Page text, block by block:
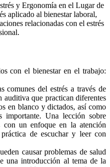
y Ergonomía en el Lugar de
aplicado al bienestar laboral,
relacionadas con el estrés
con el bienestar en el trabajo:
comunes del estrés a través de
auditiva que practican diferentes
en blanco y dictados, así como
importante. Una lección sobre
con un enfoque en la atención
de escuchar y leer con
causar problemas de salud
una introducción al tema de la